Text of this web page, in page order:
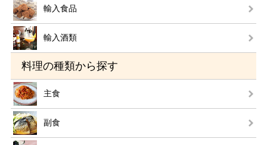
輸入食品
輸入酒類
料理の種類から探す
主食
副食